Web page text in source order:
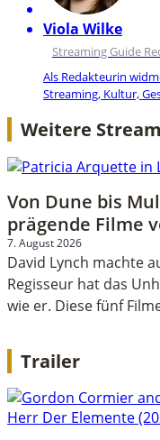
Viola Wilke
Streaming Guide
Als Redakteurin
Streaming, Kultur,
Weitere
Von Dune bis
prägende Filme
7. August 2026
David Lynch machte
Regisseur hat das
wie er. Diese fünf
Trailer